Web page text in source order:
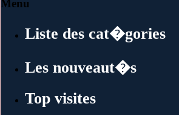
Menu
Liste des cat�gories
Les nouveaut�s
Top visites